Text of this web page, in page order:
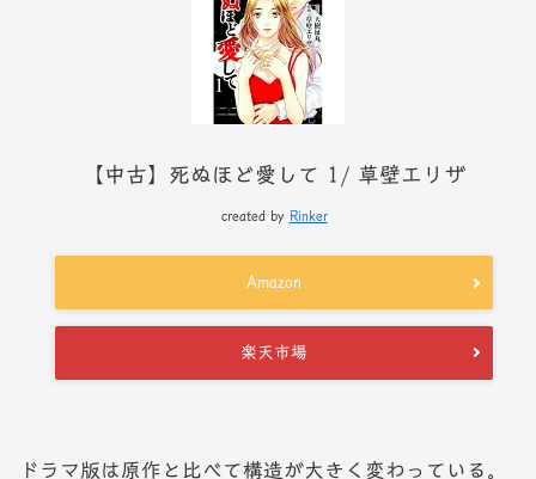
【中古】死ぬほど愛して 1/ 草壁エリザ
created by Rinker
Amazon
楽天市場
ドラマ版は原作と比べて構造が大きく変わっている。